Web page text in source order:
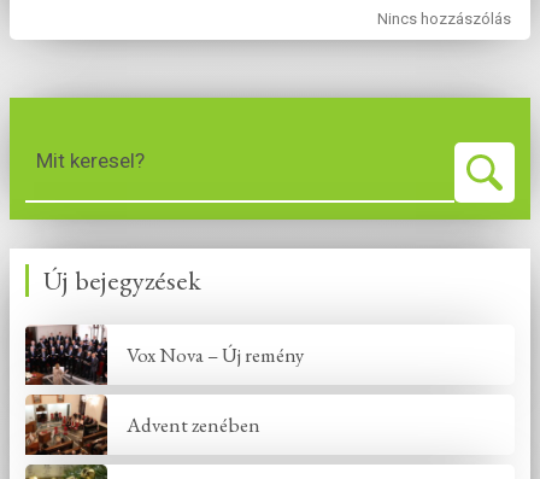
Nincs hozzászólás
Mit keresel?
Új bejegyzések
Vox Nova – Új remény
Advent zenében